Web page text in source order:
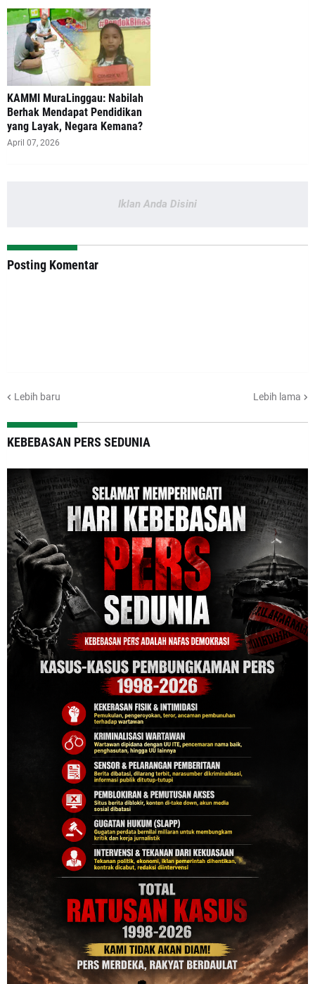
‎KAMMI MuraLinggau: Nabilah
Berhak Mendapat Pendidikan
yang Layak, Negara Kemana?
April 07, 2026
Iklan Anda Disini
Posting Komentar
Lebih baru Lebih lama
KEBEBASAN PERS SEDUNIA